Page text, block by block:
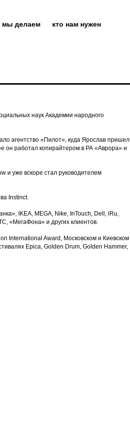
мы делаем кто нам нужен
наук Академии народного
агентство «Пилот», куда Ярослав пришел
он работал копирайтером в РА «Аврора» и
и уже вскоре стал руководителем
Instinct.
IKEA, MEGA, Nike, InTouch, Dell, iRu,
«МегаФона» и других клиентов.
International Award, Московском и Киевском
Epica, Golden Drum, Golden Hammer,